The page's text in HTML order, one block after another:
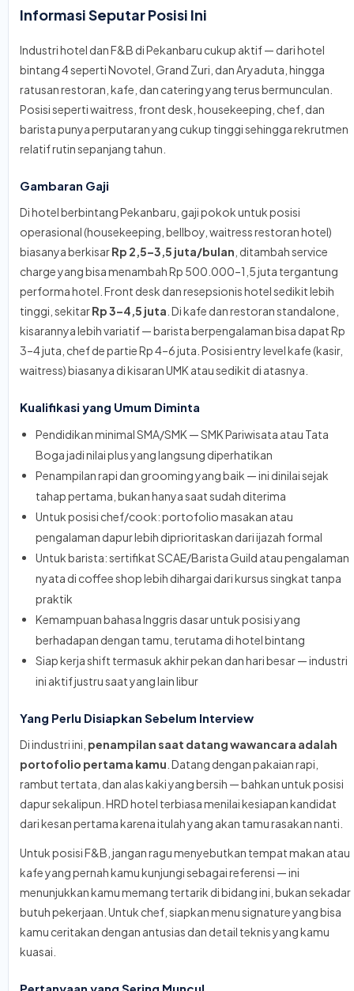
Informasi Seputar Posisi Ini
Industri hotel dan F&B di Pekanbaru cukup aktif — dari hotel
bintang 4 seperti Novotel, Grand Zuri, dan Aryaduta, hingga
ratusan restoran, kafe, dan catering yang terus bermunculan.
Posisi seperti waitress, front desk, housekeeping, chef, dan
barista punya perputaran yang cukup tinggi sehingga rekrutmen
relatif rutin sepanjang tahun.
Gambaran Gaji
Di hotel berbintang Pekanbaru, gaji pokok untuk posisi
operasional (housekeeping, bellboy, waitress restoran hotel)
biasanya berkisarRp 2,5–3,5 juta/bulan , ditambah service
charge yang bisa menambah Rp 500.000–1,5 juta tergantung
performa hotel. Front desk dan resepsionis hotel sedikit lebih
tinggi, sekitarRp 3–4,5 juta . Di kafe dan restoran standalone,
kisarannya lebih variatif — barista berpengalaman bisa dapat Rp
3–4 juta, chef de partie Rp 4–6 juta. Posisi entry level kafe (kasir,
waitress) biasanya di kisaran UMK atau sedikit di atasnya.
Kualifikasi yang Umum Diminta
Pendidikan minimal SMA/SMK — SMK Pariwisata atau Tata
Boga jadi nilai plus yang langsung diperhatikan
Penampilan rapi dan grooming yang baik — ini dinilai sejak
tahap pertama, bukan hanya saat sudah diterima
Untuk posisi chef/cook: portofolio masakan atau
pengalaman dapur lebih diprioritaskan dari ijazah formal
Untuk barista: sertifikat SCAE/Barista Guild atau pengalaman
nyata di coffee shop lebih dihargai dari kursus singkat tanpa
praktik
Kemampuan bahasa Inggris dasar untuk posisi yang
berhadapan dengan tamu, terutama di hotel bintang
Siap kerja shift termasuk akhir pekan dan hari besar — industri
ini aktif justru saat yang lain libur
Yang Perlu Disiapkan Sebelum Interview
Di industri ini, penampilan saat datang wawancara adalah
portofolio pertama kamu . Datang dengan pakaian rapi,
rambut tertata, dan alas kaki yang bersih — bahkan untuk posisi
dapur sekalipun. HRD hotel terbiasa menilai kesiapan kandidat
dari kesan pertama karena itulah yang akan tamu rasakan nanti.
Untuk posisi F&B, jangan ragu menyebutkan tempat makan atau
kafe yang pernah kamu kunjungi sebagai referensi — ini
menunjukkan kamu memang tertarik di bidang ini, bukan sekadar
butuh pekerjaan. Untuk chef, siapkan menu signature yang bisa
kamu ceritakan dengan antusias dan detail teknis yang kamu
kuasai.